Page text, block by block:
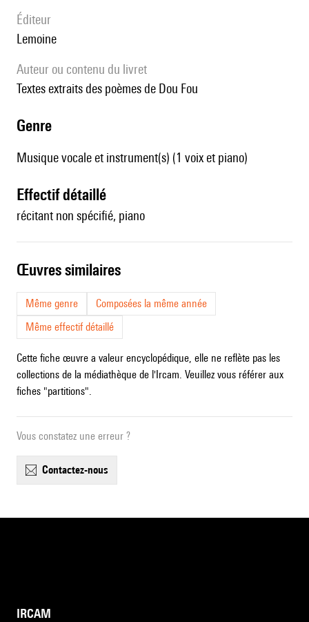
éditeur
Lemoine
Auteur ou contenu du livret
Textes extraits des poèmes de Dou Fou
genre
Musique vocale et instrument(s) (1 voix et piano)
effectif détaillé
récitant non spécifié, piano
œuvres similaires
Même genre
Composées la même année
Même effectif détaillé
Cette fiche œuvre a valeur encyclopédique, elle ne reflète pas les
collections de la médiathèque de l'Ircam. Veuillez vous référer aux
fiches "partitions".
Vous constatez une erreur ?
contactez-nous
IRCAM